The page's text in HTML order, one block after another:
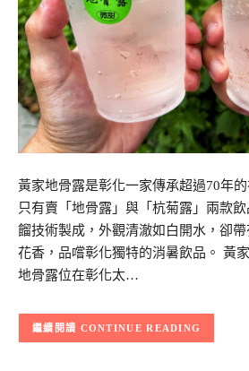
黃家地骨露是彰化一家傳承超過70年
只有賣「地骨露」與「杭菊露」兩款
餾技術製成，外觀清澈如白開水，卻
花香，品嚐彰化獨特的消暑飲品。 黃
地骨露位在彰化太…
CONTINUE READING